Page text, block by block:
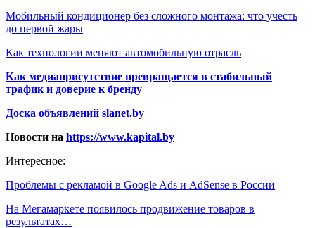
Мобильный кондиционер без сложного монтажа: что учесть
до первой жары
Как технологии меняют автомобильную отрасль
Как медиаприсутствие превращается в стабильный
трафик и доверие к бренду
Доска объявлений slanet.by
Новости на https://www.kapital.by
Интересное:
Проблемы с рекламой в Google Ads и AdSense в России
На Мегамаркете появилось продвижение товаров в
результатах…